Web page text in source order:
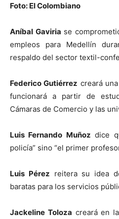
Foto: El Colombiano
Aníbal Gaviria se
empleos para Medellín
respaldo del sector textil-
Federico Gutiérrez creará
funcionará a partir de
Cámaras de Comercio y las
Luis Fernando Muñoz dice
policía” sino “el primer
Luis Pérez reitera su idea
baratas para los servicios
Jackeline Toloza creará en